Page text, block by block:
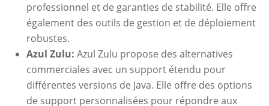
professionnel et de garanties de stabilité. Elle offre
également des outils de gestion et de déploiement
robustes.
Azul Zulu: Azul Zulu propose des alternatives
commerciales avec un support étendu pour
différentes versions de Java. Elle offre des options
de support personnalisées pour répondre aux